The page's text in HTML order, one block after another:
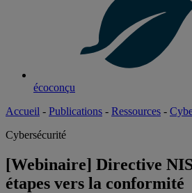
écoconçu
Accueil - Publications - Ressources -
Cybersécurité
[Webinaire] Directive
étapes vers la conformité